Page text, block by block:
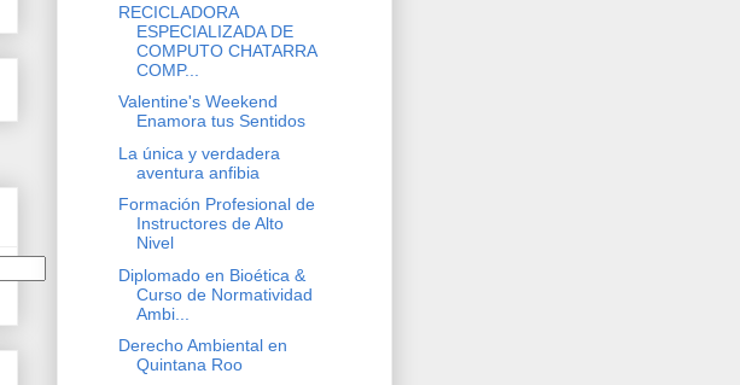
RECICLADORA
ESPECIALIZADA DE
COMPUTO CHATARRA
COMP...
Valentine's Weekend
Enamora tus Sentidos
La única y verdadera
aventura anfibia
Formación Profesional de
Instructores de Alto
Nivel
Diplomado en Bioética &
Curso de Normatividad
Ambi...
Derecho Ambiental en
Quintana Roo